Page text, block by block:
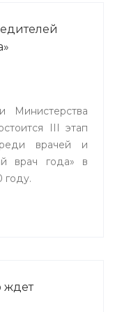
III этап
врачей и
врач года» в
году.
ждет